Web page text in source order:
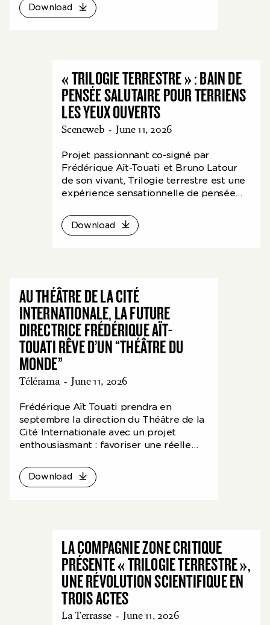
Download
« TRILOGIE TERRESTRE » : BAIN DE
PENSÉE SALUTAIRE POUR TERRIENS
LES YEUX OUVERTS
Sceneweb - June 11, 2026
Projet passionnant co-signé par
Frédérique Aït-Touati et Bruno Latour
de son vivant, Trilogie terrestre est une
expérience sensationnelle de pensée
conférences du chercheur dans un
écrin-écran où se projettent nos
Download
AU THÉÂTRE DE LA CITÉ
INTERNATIONALE, LA FUTURE
DIRECTRICE FRÉDÉRIQUE AÏT-
TOUATI RÊVE D’UN “THÉÂTRE DU
MONDE”
Télérama - June 11, 2026
Frédérique Aït Touati prendra en
septembre la direction du Théâtre de la
Cité Internationale avec un projet
enthousiasmant : favoriser une réelle
sciences. Entretien.
Download
LA COMPAGNIE ZONE CRITIQUE
PRÉSENTE « TRILOGIE TERRESTRE »,
UNE RÉVOLUTION SCIENTIFIQUE EN
TROIS ACTES
La Terrasse - June 11, 2026